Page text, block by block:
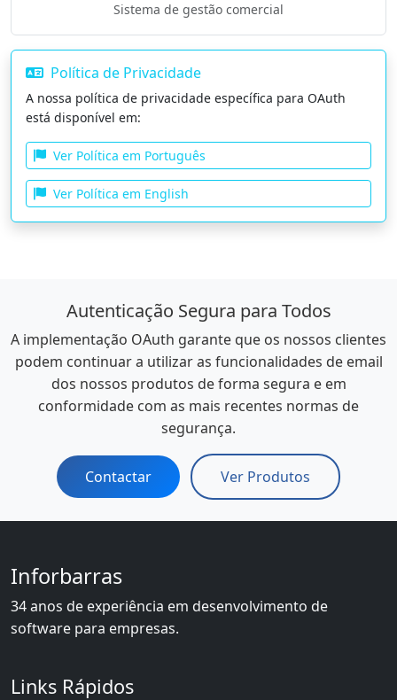
Sistema de gestão comercial
Política de Privacidade
A nossa política de privacidade específica para OAuth
está disponível em:
Ver Política em Português
Ver Política em English
Autenticação Segura para Todos
A implementação OAuth garante que os nossos clientes
podem continuar a utilizar as funcionalidades de email
dos nossos produtos de forma segura e em
conformidade com as mais recentes normas de
segurança.
Contactar Ver Produtos
Inforbarras
34 anos de experiência em desenvolvimento de
software para empresas.
Links Rápidos